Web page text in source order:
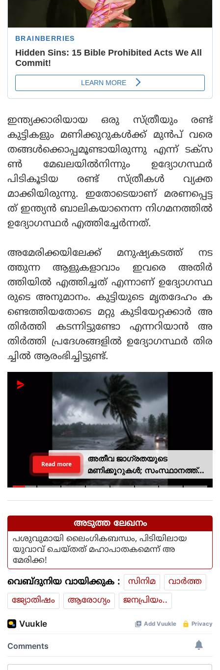
ഇന്ത്യക്കാരിയായ ഒരു സ്ത്രീയും രണ്ട്
കുട്ടികളും മണിക്കുറുകൾക്ക് മുൻപ് വരെ
തങ്ങൾക്കൊപ്പമൂണ്ടായിരുന്നു എന്ന് ടക്സ
ൺ മേഖലയിൽനിന്നും ഉദ്യോഗസ്ഥർ
പിടികൂടിയ രണ്ട് സ്ത്രീകൾ വ്യക്ത
മാക്കിയിരുന്നു. ഇതോടെയാണ് മരണപ്പെട്ട
ത് ഇന്ത്യൻ ബാലികയാനെന്ന നിഗമനത്തിൽ
ഉദ്യോഗസ്ഥർ എത്തിച്ചേർന്നത്.
അമേരിക്കയിലേക്ക് മനുഷ്യകടത്ത് നട
ത്തുന്ന ആളുകളാവാം ഇവരെ അതിർ
ത്തിയിൽ എത്തിച്ചത് എന്നാണ് ഉദ്യോഗസ്ഥ
രുടെ അനുമാനം. കുട്ടിയുടെ മൃതദേഹം ക
ണ്ടെത്തിയതോടെ മറ്റു കുടിയേറ്റക്കാർ അ
തിർത്തി കടന്നിട്ടുണ്ടോ എന്നറിയാൻ അ
തിർത്തി പ്രദേശങ്ങളിൽ ഉദ്യോഗസ്ഥർ തിര
ച്ചിൽ ആരംഭിച്ചിട്ടുണ്ട്.
അതീവ ജാഗ്രതയുടെ
മണിക്കൂറുകൾ; സംസ്ഥാനത്ത്
റെഡ് അലർട്ട്, ശക്തമായ
Read more
അടുത്ത ലേഖനം
പശുവുമായി ലൈംഗികബന്ധം, പിടിയിലായ
യുവാവ് ചെയ്തത് മഹാപാതകമെന്ന് അ
മേരിക്ക!
വെബ്ദുനിയ വായിക്കുക : സിനിമ
വാര്‍ത്ത
ജ്യോതിഷം
ആരോഗ്യം ജനപ്രിയം..